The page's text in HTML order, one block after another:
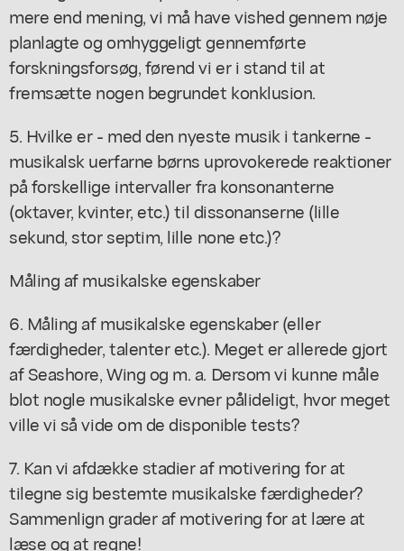
mere end mening, vi må have vished gennem nøje
planlagte og omhyggeligt gennemførte
forskningsforsøg, førend vi er i stand til at
fremsætte nogen begrundet konklusion.
5. Hvilke er - med den nyeste musik i tankerne -
musikalsk uerfarne børns uprovokerede reaktioner
på forskellige intervaller fra konsonanterne
(oktaver, kvinter, etc.) til dissonanserne (lille
sekund, stor septim, lille none etc.)?
Måling af musikalske egenskaber
6. Måling af musikalske egenskaber (eller
færdigheder, talenter etc.). Meget er allerede gjort
af Seashore, Wing og m. a. Dersom vi kunne måle
blot nogle musikalske evner pålideligt, hvor meget
ville vi så vide om de disponible tests?
7. Kan vi afdække stadier af motivering for at
tilegne sig bestemte musikalske færdigheder?
Sammenlign grader af motivering for at lære at
læse og at regne!